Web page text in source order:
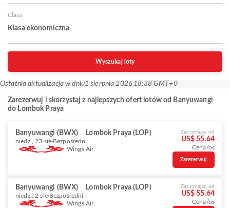
Class
Klasa ekonomiczna
Wyszukaj loty
Ostatnia aktualizacja w dniu1 sierpnia 2026 18:38 GMT+0
Zarezerwuj i skorzystaj z najlepszych ofert lotów od Banyuwangi
do Lombok Praya
Banyuwangi (BWX) Lombok Praya (LOP)
niedz., 23 sie Bezpośredni
Wings Air
Zaczynając od
US$ 55.64
Cena/os
Zarezerwuj
Banyuwangi (BWX) Lombok Praya (LOP)
niedz., 2 sie Bezpośredni
Wings Air
Zaczynając od
US$ 55.64
Cena/os